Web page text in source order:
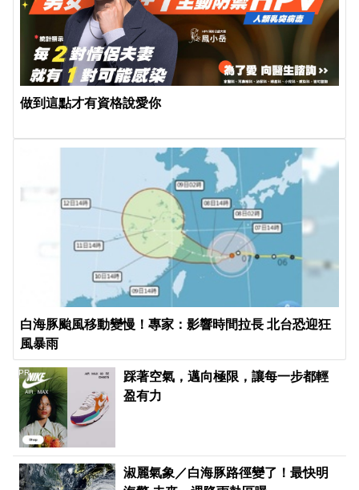
做到這點才有資格說愛你
白海豚颱風移動變慢！專家：影響時間拉長 北台恐迎狂
風暴雨
踩著空氣，邁向極限，讓每一步都輕
盈有力
PR
淑麗氣象／白海豚路徑變了！最快明